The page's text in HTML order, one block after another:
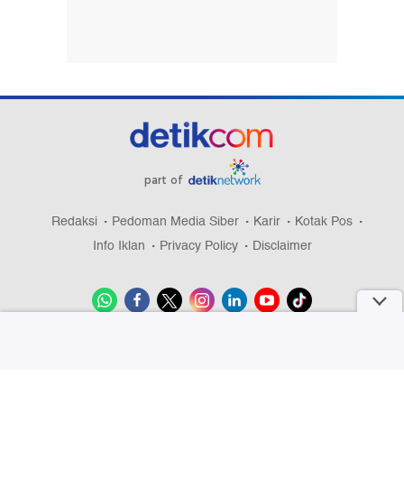
part of
Redaksi Pedoman Media Siber Karir
Kotak Pos
Info Iklan
Privacy Policy Disclaimer